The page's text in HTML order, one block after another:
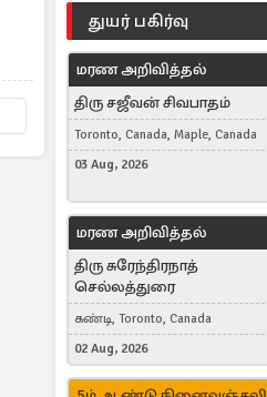
துயர் பகிர்வு
மரண அறிவித்தல்
திரு சஜீவன் சிவபாதம்
Toronto, Canada, Maple, Canada
03 Aug, 2026
மரண அறிவித்தல்
திரு சுரேந்திரநாத்
செல்லத்துரை
கண்டி, Toronto, Canada
02 Aug, 2026